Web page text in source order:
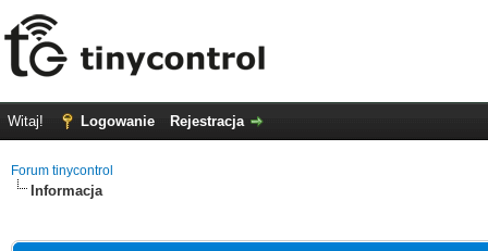
Witaj! Logowanie Rejestracja
Forum tinycontrol
Informacja